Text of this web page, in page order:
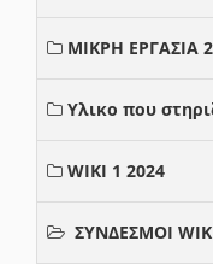
ΜΙΚΡΗ ΕΡΓΑΣΙΑ
Υλικο που
WIKI 1 2024
ΣΥΝΔΕΣΜΟΙ